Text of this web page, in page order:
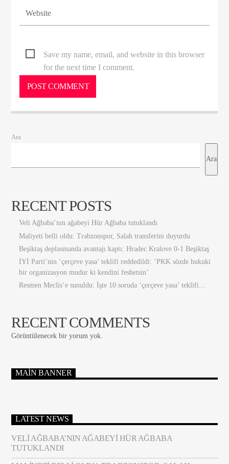
Save my name, email, and website in this browser
for the next time I comment.
Ara
Ara
RECENT POSTS
Veli Ağbaba’nın ağabeyi Hür Ağbaba tutuklandı
Maliyeti belli oldu: Trabzonspor, Salah transferini duyurdu
Beşiktaş deplasmanda avantajı kaptı: Hradec Kralove 0-1 Beşiktaş
İYİ Parti’nin ‘çerçeve yasa’ teklifi reddedildi: ‘PKK sözde hukuki
bir organizasyon mudur ki kendini feshetsin’
Resmen Meclis’e sunuldu: İşte 10 soruda ‘çerçeve yasa’ teklifi…
RECENT COMMENTS
Görüntülenecek bir yorum yok.
MAIN BANNER
LATEST NEWS
VELI AĞBABA’NIN AĞABEYI HÜR AĞBABA
TUTUKLANDI